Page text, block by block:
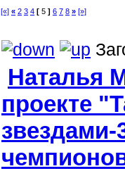
[«] « 2 3 4 [ 5 ] 6 7 8 » [»]
Наталья
проекте
звездами-